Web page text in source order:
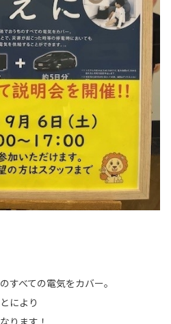
すべての電気をカバー。
により